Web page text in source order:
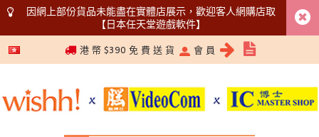
因網上部份貨品未能盡在實體店展示，歡迎客人網購店取
【日本任天堂遊戲軟件】
5366 1340
港 幣 $390 免 費 送 貨 會 員